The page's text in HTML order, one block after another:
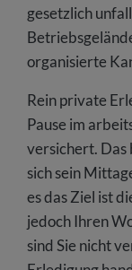
gesetzlich
organisierte
Rein private
Pause im
versichert. Das
sich sein
es das Ziel ist
jedoch Ihren
sind Sie nicht